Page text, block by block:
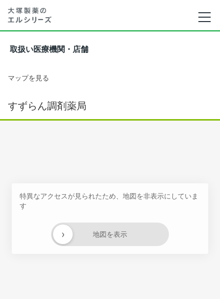
取扱い医療機関・店舗
マップを見る
すずらん調剤薬局
特異なアクセスが見られたため、地図を非表示にしていま
す
地図を表示
›